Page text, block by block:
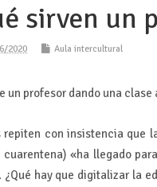
sirven un
2020 Aula intercultural
repiten con insistencia que
«ha llegado
¿Qué hay que digitalizar la